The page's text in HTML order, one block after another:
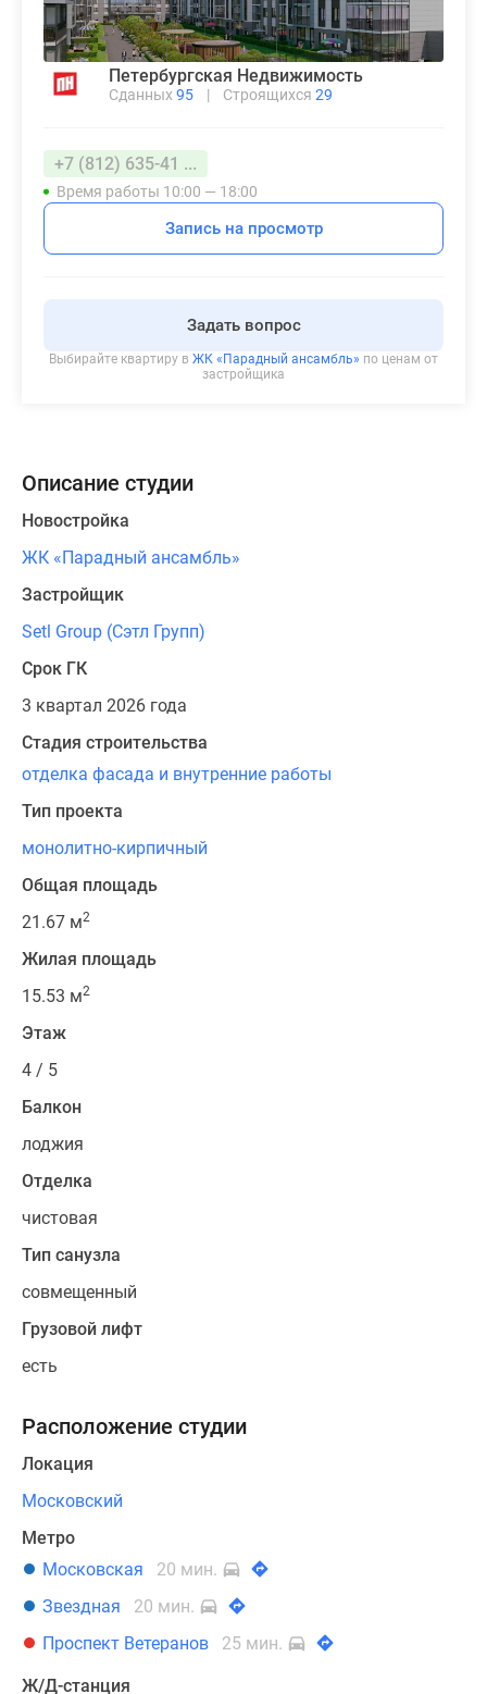
Петербургская Недвижимость
Сданных 95 | Строящихся 29
+7 (812) 635-41 ...
Время работы 10:00 — 18:00
Запись на просмотр
Задать вопрос
Выбирайте квартиру в ЖК «Парадный ансамбль» по ценам от
застройщика
Описание студии
Новостройка
ЖК «Парадный ансамбль»
Застройщик
Setl Group (Сэтл Групп)
Срок ГК
3 квартал 2026 года
Стадия строительства
отделка фасада и внутренние работы
Тип проекта
монолитно-кирпичный
Общая площадь
21.67 м2
Жилая площадь
15.53 м2
Этаж
4 / 5
Балкон
лоджия
Отделка
чистовая
Тип санузла
совмещенный
Грузовой лифт
есть
Расположение студии
Локация
Московский
Метро
Московская
20 мин.
Звездная
20 мин.
Проспект Ветеранов
25 мин.
Ж/Д-станция